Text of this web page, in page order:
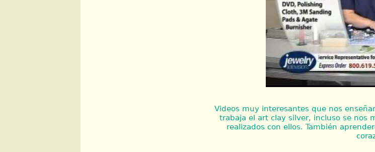
Videos muy interesantes que nos
trabaja el art clay silver, incluso se nos
realizados con ellos. También